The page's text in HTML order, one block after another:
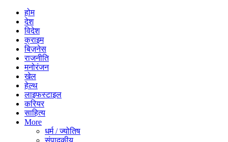
होम
देश
विदेश
क्राइम
बिज़नेस
राजनीति
मनोरंजन
खेल
हेल्थ
लाइफस्टाइल
करियर
साहित्य
More
धर्म / ज्योतिष
संपादकीय